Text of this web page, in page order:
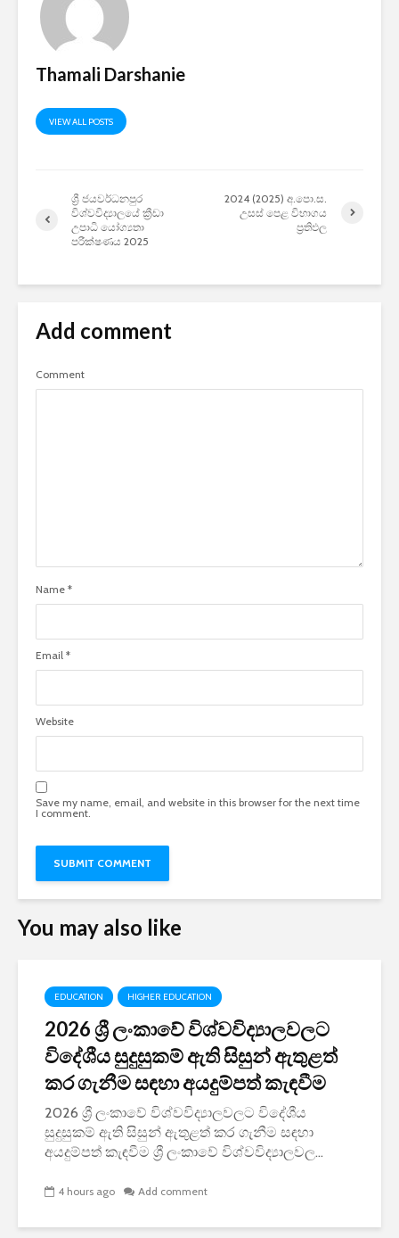
Thamali Darshanie
VIEW ALL POSTS
ශ්‍රී ජයවර්ධනපුර
විශ්වවිද්‍යාලයේ ක්‍රීඩා
උපාධි යෝග්‍යතා
පරීක්ෂණය 2025
2024 (2025) අ.පො.ස.
උසස් පෙළ විභාගය
ප්‍රතිඵල
Add comment
Comment
Name *
Email *
Website
Save my name, email, and website in this browser for the next time
I comment.
You may also like
EDUCATION HIGHER EDUCATION
2026 ශ්‍රී ලංකාවේ විශ්වවිද්‍යාලවලට
විදේශීය සුදුසුකම් ඇති සිසුන් ඇතුළත්
කර ගැනීම සඳහා අයදුම්පත් කැඳවීම
2026 ශ්‍රී ලංකාවේ විශ්වවිද්‍යාලවලට විදේශීය
සුදුසුකම් ඇති සිසුන් ඇතුළත් කර ගැනීම සඳහා
අයදුම්පත් කැඳවීම ශ්‍රී ලංකාවේ විශ්වවිද්‍යාලවල...
4 hours ago Add comment